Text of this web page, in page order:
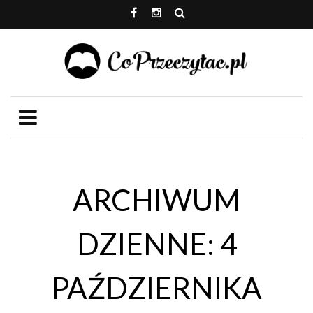
ARCHIWUM
DZIENNE: 4
PAŹDZIERNIKA